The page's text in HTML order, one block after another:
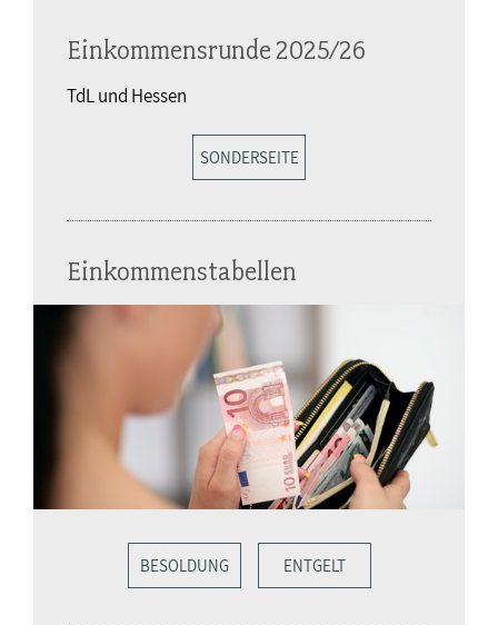
Einkommensrunde 2025/26
TdL und Hessen
SONDERSEITE
Einkommenstabellen
BESOLDUNG ENTGELT